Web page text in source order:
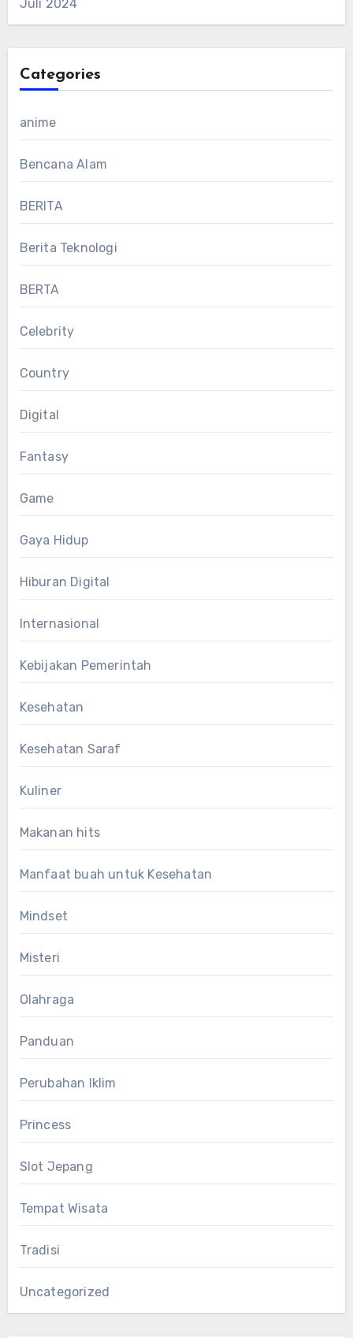
Juli 2024
Categories
anime
Bencana Alam
BERITA
Berita Teknologi
BERTA
Celebrity
Country
Digital
Fantasy
Game
Gaya Hidup
Hiburan Digital
Internasional
Kebijakan Pemerintah
Kesehatan
Kesehatan Saraf
Kuliner
Makanan hits
Manfaat buah untuk Kesehatan
Mindset
Misteri
Olahraga
Panduan
Perubahan Iklim
Princess
Slot Jepang
Tempat Wisata
Tradisi
Uncategorized